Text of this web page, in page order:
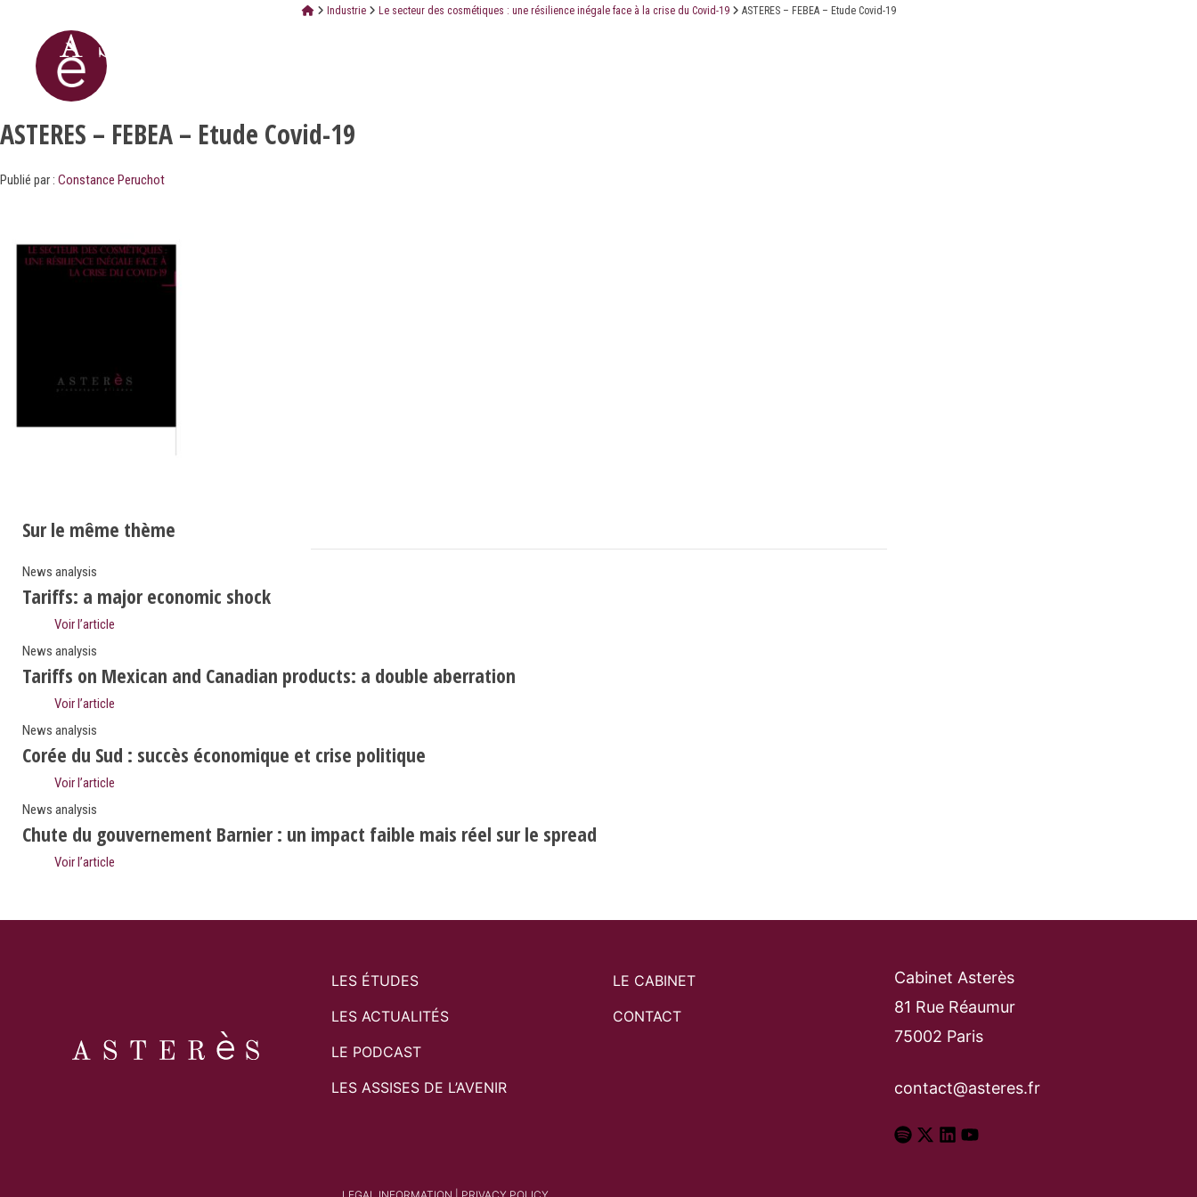
Industrie Le secteur des cosmétiques : une résilience inégale face à la crise du Covid-19 ASTERES – FEBEA – Etude Covid-19
ASTERES – FEBEA – Etude Covid-19
Publié par : Constance Peruchot
Sur le même thème
News analysis
Tariffs: a major economic shock
Voir l’article
News analysis
Tariffs on Mexican and Canadian products: a double aberration
Voir l’article
News analysis
Corée du Sud : succès économique et crise politique
Voir l’article
News analysis
Chute du gouvernement Barnier : un impact faible mais réel sur le spread
Voir l’article
LES ÉTUDES
LES ACTUALITÉS
LE PODCAST
LES ASSISES DE L’AVENIR
LE CABINET
CONTACT
Cabinet Asterès
81 Rue Réaumur
75002 Paris
contact@asteres.fr